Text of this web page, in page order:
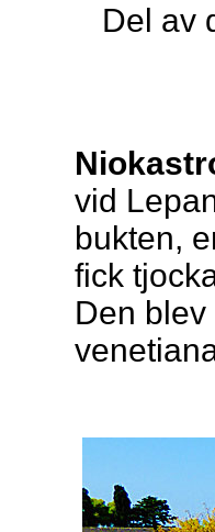
Del av
vid
bukten,
fick
Den